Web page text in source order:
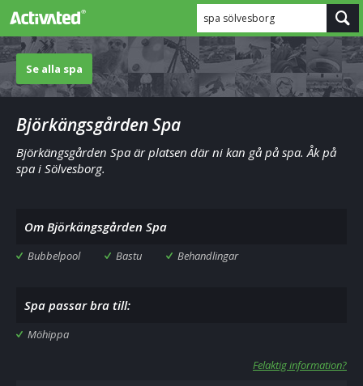
spa sölvesborg
Se alla spa
Björkängsgården Spa
Björkängsgården Spa är platsen där ni kan gå på spa. Åk på
spa i Sölvesborg.
Om Björkängsgården Spa
Bubbelpool Bastu Behandlingar
Spa passar bra till:
Möhippa
Felaktig information?